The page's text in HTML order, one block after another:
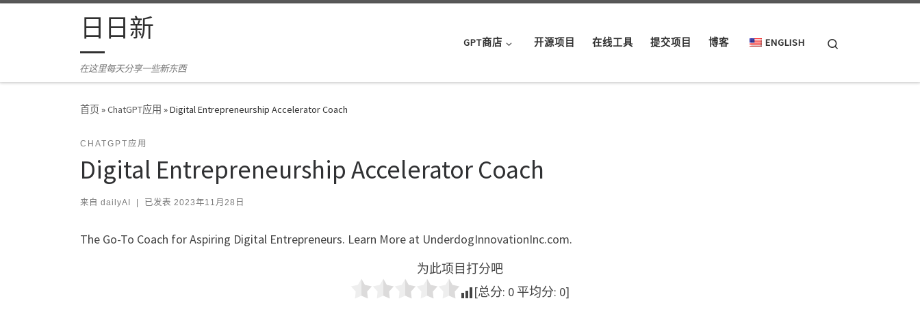
Skip to content日日新
在这里每天分享一些新东西
GPT商店 开源项目 在线工具 提交项目 博客 ENGLISH
首页»ChatGPT应用 »Digital Entrepreneurship Accelerator Coach
CHATGPT应用
Digital Entrepreneurship Accelerator Coach
来自 dailyAI 已发表 2023年11月28日
The Go-To Coach for Aspiring Digital Entrepreneurs. Learn More at UnderdogInnovationInc.com.
为此项目打分吧
[总分: 0 平均分: 0]